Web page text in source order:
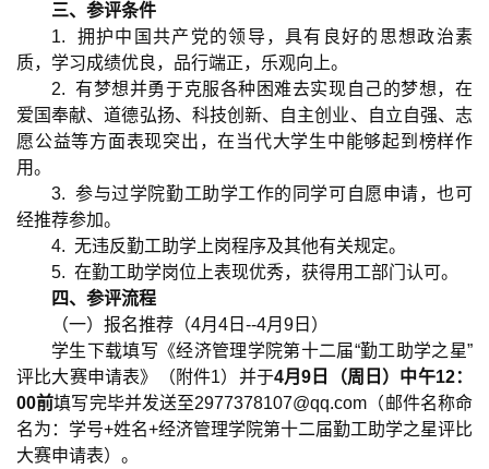
三、参评条件
1. 拥护中国共产党的领导，具有良好的思想政治素
质，学习成绩优良，品行端正，乐观向上。
2.有梦想并勇于克服各种困难去实现自己的梦想，在
爱国奉献、道德弘扬、科技创新、自主创业、自立自强、志
愿公益等方面表现突出，在当代大学生中能够起到榜样作
用。
3.参与过学院勤工助学工作的同学可自愿申请，也可
经推荐参加。
4. 无违反勤工助学上岗程序及其他有关规定。
5. 在勤工助学岗位上表现优秀，获得用工部门认可。
四、参评流程
（一）报名推荐（4月 4 日 --4月 9 日）
学生下载填写《经济管理学院第十二届“勤工助学之星”
评比大赛申请表》（附件1）并于4月9 日（周日）中午12：
00前填写完毕并发送至2977378107@qq.com （邮件名称命
名为：学号+姓名+经济管理学院第十二届勤工助学之星评比
大赛申请表）。